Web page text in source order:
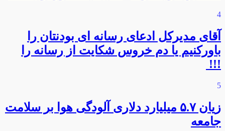
4
آقای مدیرکل ادعای رسانه ای بودنتان را
باورکنیم یا دم خروس شکایت از رسانه را
!!!
5
زیان ۵.۷ میلیارد دلاری آلودگی هوا بر سلامت
جامعه